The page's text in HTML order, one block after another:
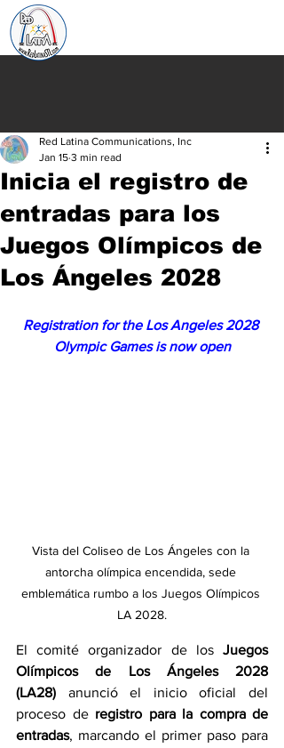
Inicia el registro de
entradas para los
Juegos Olímpicos de
Los Ángeles 2028
Red Latina Communications, Inc
Jan 15 3 min read
Registration for the Los Angeles 2028
Olympic Games is now open
Vista del Coliseo de Los Ángeles con la
antorcha olímpica encendida, sede
emblemática rumbo a los Juegos Olímpicos
LA 2028.
El comité organizador de los Juegos
Olímpicos de Los Ángeles 2028
(LA28) anunció el inicio oficial del
proceso de registro para la compra de
entradas, marcando el primer paso para